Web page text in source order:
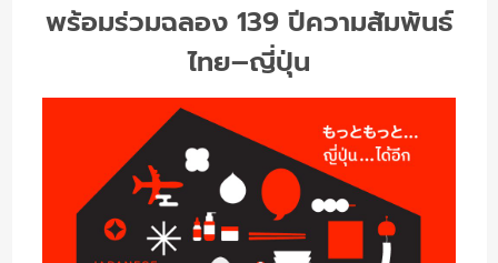
พร้อมร่วมฉลอง 139 ปีความสัมพันธ์
ไทย–ญี่ปุ่น